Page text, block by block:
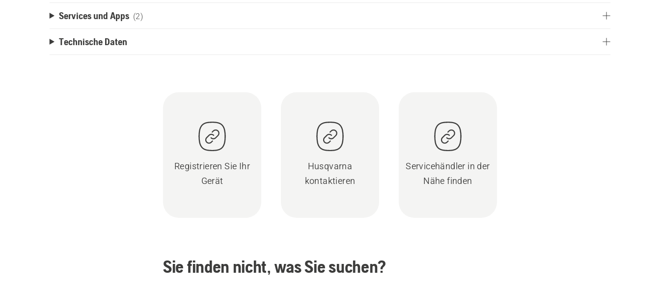
Services und Apps (2)
Technische Daten
Registrieren Sie Ihr
Gerät
Husqvarna
kontaktieren
Servicehändler in der
Nähe finden
Sie finden nicht, was Sie suchen?